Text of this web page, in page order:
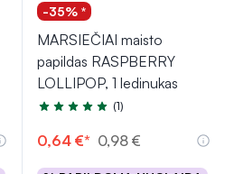
-35% *
MARSIEČIAI maisto
papildas RASPBERRY
LOLLIPOP, 1 ledinukas
Įvertinimas 5.0 iš 5
(1)
0,64 €* 0,98 €